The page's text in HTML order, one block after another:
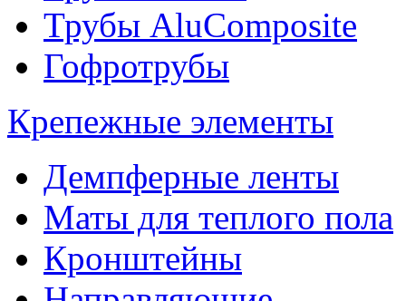
Трубы AluComposite
Гофротрубы
Крепежные элементы
Демпферные ленты
Маты для теплого пола
Кронштейны